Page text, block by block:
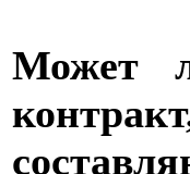
Может